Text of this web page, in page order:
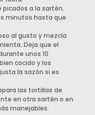
picados a la sartén.
minutos hasta que
al gusto y mezcla
Deja que el
unos 10
cocido y los
la sazón si es
las tortillas de
en otra sartén o en
manejables.